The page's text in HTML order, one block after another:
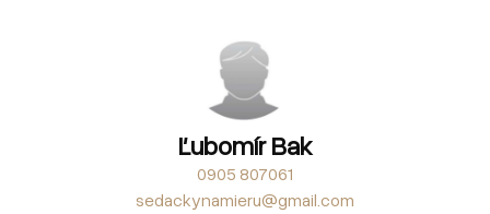
Ľubomír Bak
0905 807061
sedackynamieru@gmail.com